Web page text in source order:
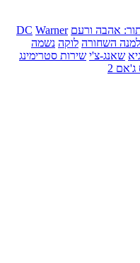
אהבה ורעם DC Warner
השחורה לוקה נשמה
שאנג-צ'י שירות סטרימינג
2